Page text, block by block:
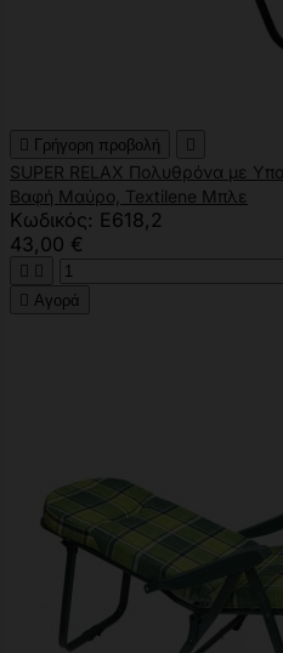
 Γρήγορη προβολή 
SUPER RELAX Πολυθρόνα με
Βαφή Μαύρο, Textilene Μπλε
Κωδικός: Ε618,2
43,00 €
 
 Αγορά